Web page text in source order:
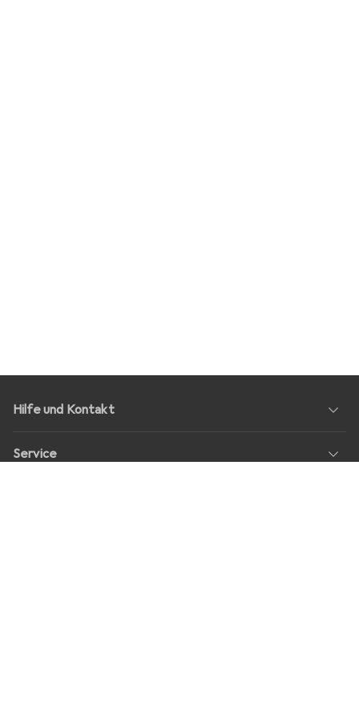
Hilfe und Kontakt
Service